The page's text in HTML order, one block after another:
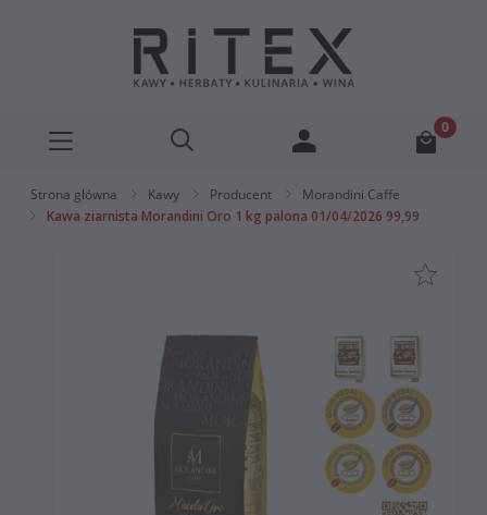
Strona główna Kawy Producent
Morandini Caffe
Kawa ziarnista Morandini Oro 1 kg palona 01/04/2026 99,99